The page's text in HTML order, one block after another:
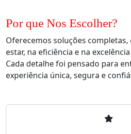
Por que Nos Escolher?
Oferecemos soluções
estar, na eficiência e na
Cada detalhe foi pensado para
experiência única, segura e